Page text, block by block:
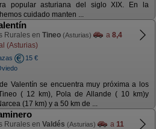
popular asturiana del siglo XIX. En la
cuidado manten ...
Rurales en Tineo (Asturias) a 8,4
(Asturias)
15 €
Valentín se encuentra muy próxima a los
( 12 km), Pola de Allande ( 10 km)y
(17 km) y a 50 km de ...
Rurales en Valdés (Asturias) a 11